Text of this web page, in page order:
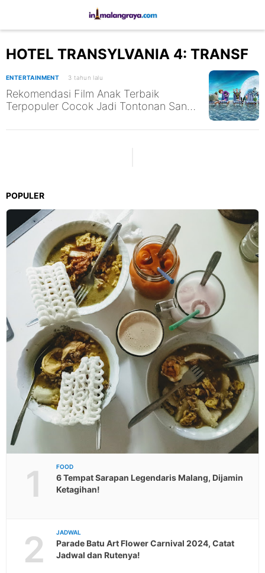
HOTEL TRANSYLVANIA 4: TRANSF
ENTERTAINMENT 3 tahun lalu
Rekomendasi Film Anak Terbaik
Terpopuler Cocok Jadi Tontonan Sang
Saja
POPULER
1 FOOD
6 Tempat Sarapan Legendaris Malang, Dijamin
Ketagihan!
2 JADWAL
Parade Batu Art Flower Carnival 2024, Catat
Jadwal dan Rutenya!